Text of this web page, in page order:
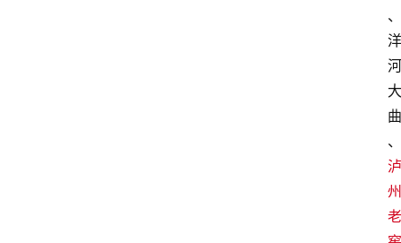
、
洋
河
大
曲
、
泸
州
老